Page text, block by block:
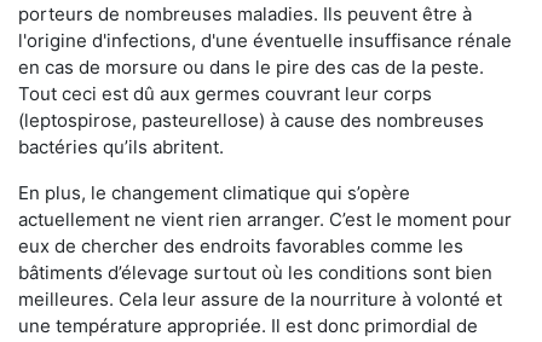
porteurs de nombreuses maladies. Ils peuvent être à
l'origine d'infections, d'une éventuelle insuffisance rénale
en cas de morsure ou dans le pire des cas de la peste.
Tout ceci est dû aux germes couvrant leur corps
(leptospirose, pasteurellose) à cause des nombreuses
bactéries qu’ils abritent.
En plus, le changement climatique qui s’opère
actuellement ne vient rien arranger. C’est le moment pour
eux de chercher des endroits favorables comme les
bâtiments d’élevage surtout où les conditions sont bien
meilleures. Cela leur assure de la nourriture à volonté et
une température appropriée. Il est donc primordial de